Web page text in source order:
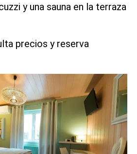
y una sauna en la terraza
precios y reserva